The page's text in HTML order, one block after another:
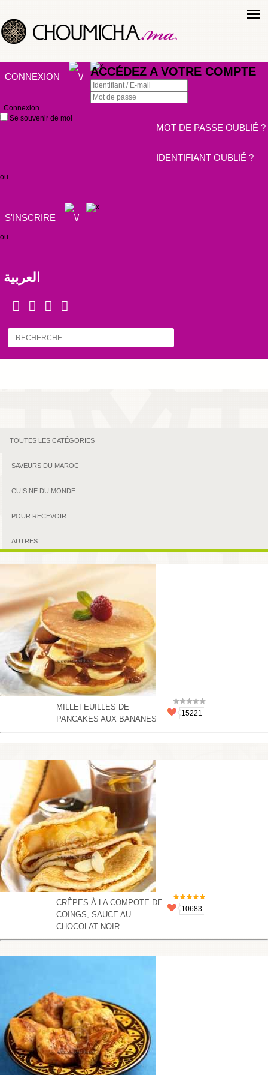
CONNEXION ACCÉDEZ A VOTRE COMPTE
Connexion
Se souvenir de moi
MOT DE PASSE OUBLIÉ ?
IDENTIFIANT OUBLIÉ ?
ou
S'INSCRIRE
ou
العربية
TOUTES LES CATÉGORIES
SAVEURS DU MAROC
CUISINE DU MONDE
POUR RECEVOIR
AUTRES
MILLEFEUILLES DE
PANCAKES AUX BANANES
15221
CRÊPES À LA COMPOTE DE
COINGS, SAUCE AU
CHOCOLAT NOIR
10683